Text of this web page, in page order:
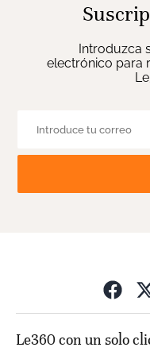
Introduzca
electrónico para
Le360 con un solo